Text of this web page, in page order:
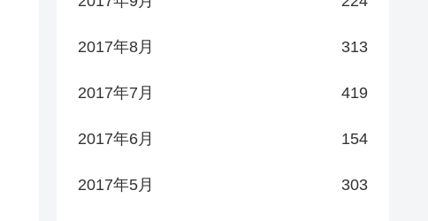
2017年8月 313
2017年7月 419
2017年6月 154
2017年5月 303